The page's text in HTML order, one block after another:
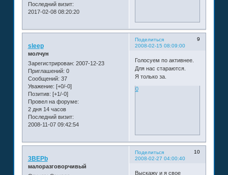
Последний визит:
2017-02-08 08:20:20
Поделиться
9
2008-02-15 08:09:00
sleep
молчун
Зарегистрирован: 2007-12-23
Приглашений: 0
Сообщений: 37
Уважение: [+0/-0]
Позитив: [+1/-0]
Провел на форуме:
2 дня 14 часов
Последний визит:
2008-11-07 09:42:54
Голосуем по активнее.
Для нас стараются.
Я только за.
0
Поделиться
10
2008-02-27 04:00:40
3BEPb
малоразговорчивый
Выскажу и я свое